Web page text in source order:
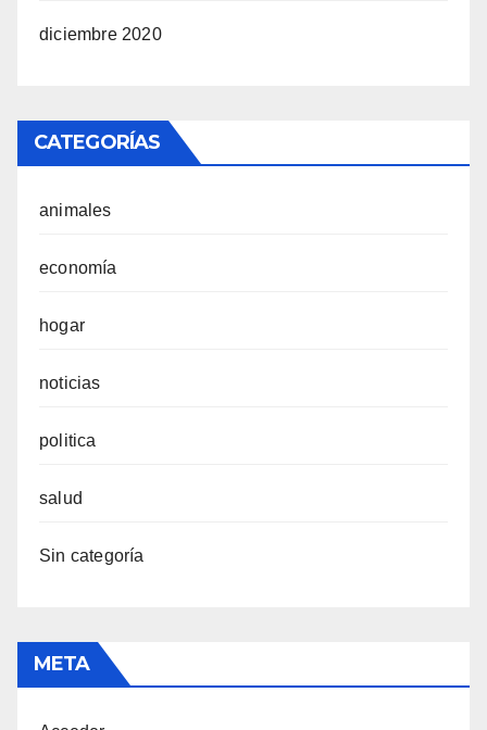
diciembre 2020
CATEGORÍAS
animales
economía
hogar
noticias
politica
salud
Sin categoría
META